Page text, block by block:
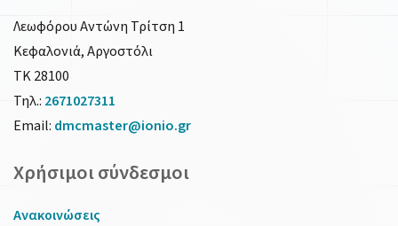
Λεωφόρου Αντώνη Τρίτση 1
Κεφαλονιά, Αργοστόλι
ΤΚ 28100
Τηλ.: 2671027311
Email: dmcmaster@ionio.gr
Χρήσιμοι σύνδεσμοι
Ανακοινώσεις